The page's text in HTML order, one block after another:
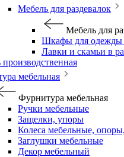
Мебель для раздевалок
Мебель для
Шкафы для одежды
Лавки и скамьи в
мебельная
Фурнитура мебельная
Ручки мебельные
Защелки, упоры
Колеса мебельные,
Заглушки мебельные
Декор мебельный